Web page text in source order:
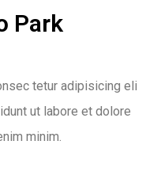
Park
tetur adipisicing eli
ut labore et dolore
minim.